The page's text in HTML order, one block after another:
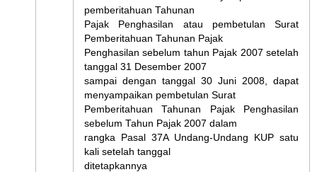
pemberitahuan Tahunan
Pajak Penghasilan atau pembetulan Surat
Pemberitahuan Tahunan Pajak
Penghasilan sebelum tahun Pajak 2007 setelah
tanggal 31 Desember 2007
sampai dengan tanggal 30 Juni 2008, dapat
menyampaikan pembetulan Surat
Pemberitahuan Tahunan Pajak Penghasilan
sebelum Tahun Pajak 2007 dalam
rangka Pasal 37A Undang-Undang KUP satu
kali setelah tanggal
ditetapkannya